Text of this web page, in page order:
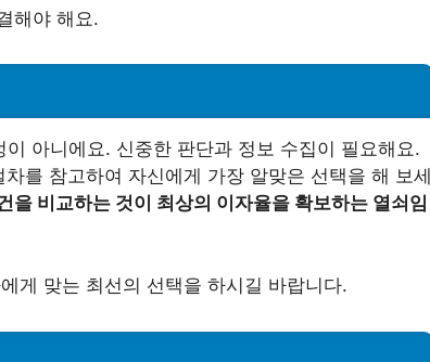
해야 해요.
아니에요. 신중한 판단과 정보 수집이 필요해요.
를 참고하여 자신에게 가장 알맞은 선택을 해 보세
을 비교하는 것이 최상의 이자율을 확보하는 열쇠임
게 맞는 최선의 선택을 하시길 바랍니다.